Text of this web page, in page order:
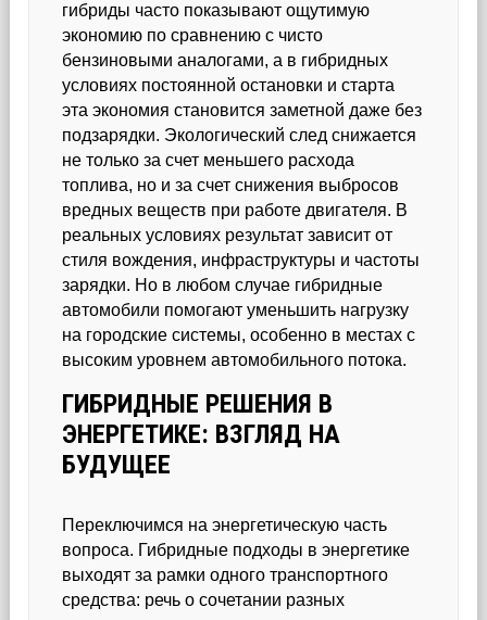
гибриды часто показывают ощутимую
экономию по сравнению с чисто
бензиновыми аналогами, а в гибридных
условиях постоянной остановки и старта
эта экономия становится заметной даже без
подзарядки. Экологический след снижается
не только за счет меньшего расхода
топлива, но и за счет снижения выбросов
вредных веществ при работе двигателя. В
реальных условиях результат зависит от
стиля вождения, инфраструктуры и частоты
зарядки. Но в любом случае гибридные
автомобили помогают уменьшить нагрузку
на городские системы, особенно в местах с
высоким уровнем автомобильного потока.
ГИБРИДНЫЕ РЕШЕНИЯ В
ЭНЕРГЕТИКЕ: ВЗГЛЯД НА
БУДУЩЕЕ
Переключимся на энергетическую часть
вопроса. Гибридные подходы в энергетике
выходят за рамки одного транспортного
средства: речь о сочетании разных